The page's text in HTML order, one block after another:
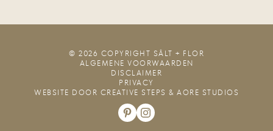
© 2026 COPYRIGHT SÂLT + FLOR
ALGEMENE VOORWAARDEN
DISCLAIMER
PRIVACY
WEBSITE DOOR CREATIVE STEPS & AORE STUDIOS